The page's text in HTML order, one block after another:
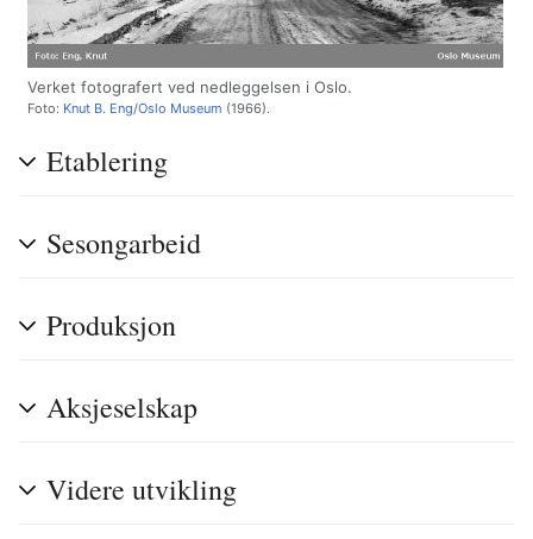
Verket fotografert ved nedleggelsen i Oslo.
Foto: Knut B. Eng/Oslo Museum (1966).
Etablering
Sesongarbeid
Produksjon
Aksjeselskap
Videre utvikling